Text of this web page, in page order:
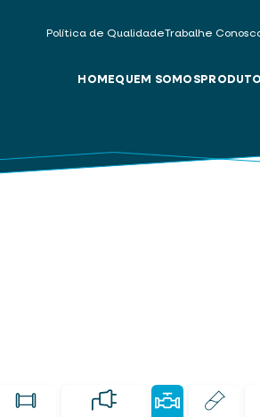
Política de QualidadeTrabalhe
HOMEQUEM SOMOS